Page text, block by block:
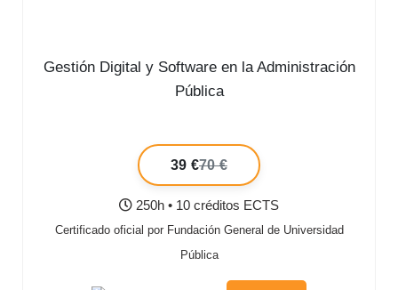
Gestión Digital y Software en la Administración
Pública
39 €70 €
250h • 10 créditos ECTS
Certificado oficial por Fundación General de Universidad
Pública